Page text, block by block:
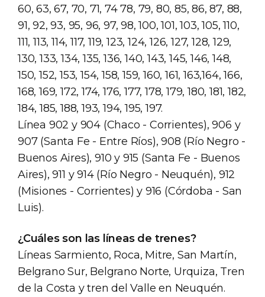
60, 63, 67, 70, 71, 74 78, 79, 80, 85, 86, 87, 88,
91, 92, 93, 95, 96, 97, 98, 100, 101, 103, 105, 110,
111, 113, 114, 117, 119, 123, 124, 126, 127, 128, 129,
130, 133, 134, 135, 136, 140, 143, 145, 146, 148,
150, 152, 153, 154, 158, 159, 160, 161, 163,164, 166,
168, 169, 172, 174, 176, 177, 178, 179, 180, 181, 182,
184, 185, 188, 193, 194, 195, 197.
Línea 902 y 904 (Chaco - Corrientes), 906 y
907 (Santa Fe - Entre Ríos), 908 (Río Negro -
Buenos Aires), 910 y 915 (Santa Fe - Buenos
Aires), 911 y 914 (Río Negro - Neuquén), 912
(Misiones - Corrientes) y 916 (Córdoba - San
Luis).
¿Cuáles son las líneas de trenes?
Líneas Sarmiento, Roca, Mitre, San Martín,
Belgrano Sur, Belgrano Norte, Urquiza, Tren
de la Costa y tren del Valle en Neuquén.